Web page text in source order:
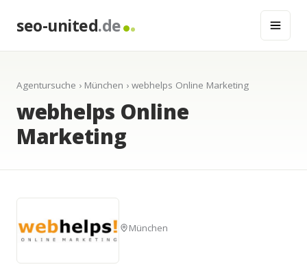
seo-united.de
Agentursuche › München › webhelps Online Marketing
webhelps Online
Marketing
München